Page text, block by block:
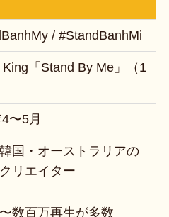
/ #StandBanhMi
King「Stand By Me」（1
〜5月
国・オーストラリアの
リエイター
数百万再生が多数